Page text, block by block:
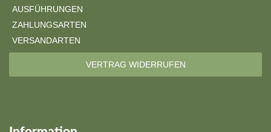
AUSFÜHRUNGEN
ZAHLUNGSARTEN
VERSANDARTEN
VERTRAG WIDERRUFEN